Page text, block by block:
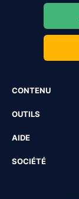
CONTENU
OUTILS
AIDE
SOCIÉTÉ